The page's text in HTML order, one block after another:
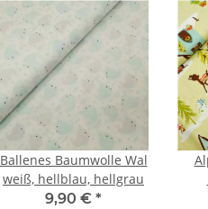
Ballenes Baumwolle Wal
weiß, hellblau, hellgrau
9,90 € *